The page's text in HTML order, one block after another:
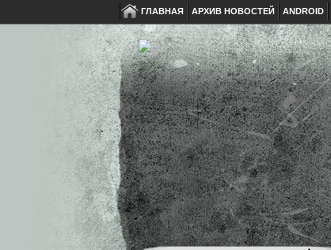
ГЛАВНАЯ АРХИВ НОВОСТЕЙ ANDROID